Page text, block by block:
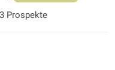
Prospekte